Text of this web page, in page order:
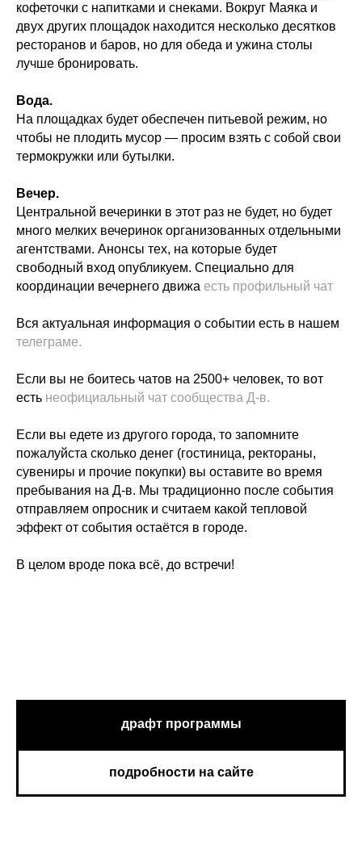
кофеточки с напитками и снеками. Вокруг Маяка и
двух других площадок находится несколько десятков
ресторанов и баров, но для обеда и ужина столы
лучше бронировать.
Вода.
На площадках будет обеспечен питьевой режим, но
чтобы не плодить мусор — просим взять с собой свои
термокружки или бутылки.
Вечер.
Центральной вечеринки в этот раз не будет, но будет
много мелких вечеринок организованных отдельными
агентствами. Анонсы тех, на которые будет
свободный вход опубликуем. Специально для
координации вечернего движа есть профильный чат
Вся актуальная информация о событии есть в нашем
телеграме.
Если вы не боитесь чатов на 2500+ человек, то вот
есть неофициальный чат сообщества Д-в.
Если вы едете из другого города, то запомните
пожалуйста сколько денег (гостиница, ректораны,
сувениры и прочие покупки) вы оставите во время
пребывания на Д-в. Мы традиционно после события
отправляем опросник и считаем какой тепловой
эффект от события остаётся в городе.
В целом вроде пока всё, до встречи!
драфт программы
подробности на сайте